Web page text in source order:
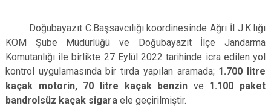
Doğubayazıt C.Başsavcılığı koordinesinde Ağrı İl J.K.lığı
KOM Şube Müdürlüğü ve Doğubayazıt İlçe Jandarma
Komutanlığı ile birlikte 27 Eylül 2022 tarihinde icra edilen yol
kontrol uygulamasında bir tırda yapılan aramada; 1.700 litre
kaçak motorin, 70 litre kaçak benzin ve 1.100 paket
bandrolsüz kaçak sigara ele geçirilmiştir.